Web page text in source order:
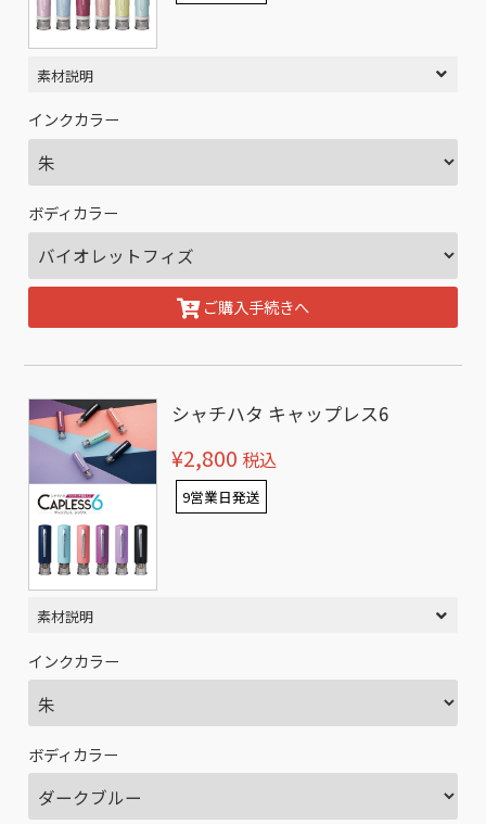
素材説明
インクカラー
ボディカラー
ご購入手続きへ
シャチハタ キャップレス6
¥2,800 税込
9営業日発送
素材説明
インクカラー
ボディカラー